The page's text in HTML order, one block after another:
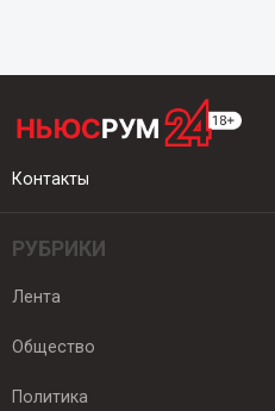
Контакты
РУБРИКИ
Лента
Общество
Политика